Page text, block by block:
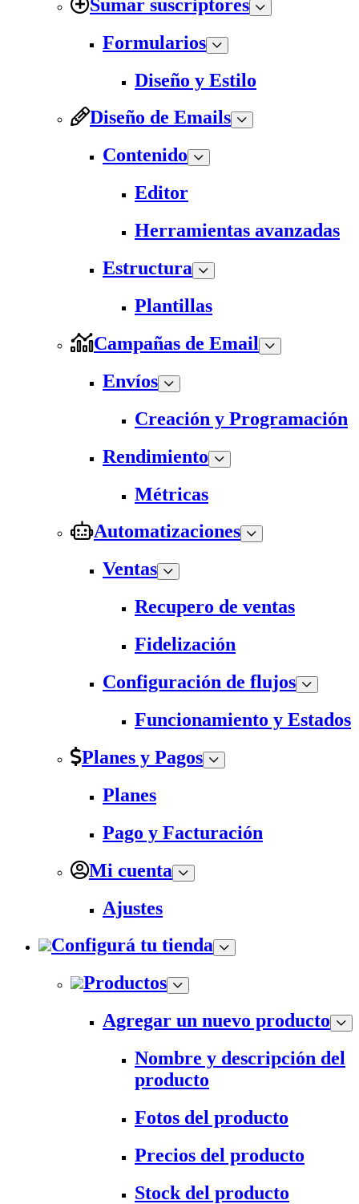
Sumar suscriptores
Formularios
Diseño y Estilo
Diseño de Emails
Contenido
Editor
Herramientas avanzadas
Estructura
Plantillas
Campañas de Email
Envíos
Creación y Programación
Rendimiento
Métricas
Automatizaciones
Ventas
Recupero de ventas
Fidelización
Configuración de flujos
Funcionamiento y Estados
Planes y Pagos
Planes
Pago y Facturación
Mi cuenta
Ajustes
Configurá tu tienda
Productos
Agregar un nuevo producto
Nombre y descripción del
producto
Fotos del producto
Precios del producto
Stock del producto